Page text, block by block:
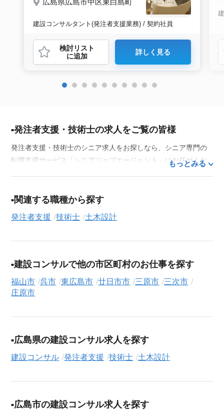
建設コンサルタント(発注者支援業務) / 契約社員
検討リスト
に追加
詳しく見る
発注者支援・技術士の求人をご覧の皆様
発注者支援・技術士のシニア求人をお探しなら、シニア専門の
転職支援サービス「シニアジョブエージェント」にお任せくだ
を徹底的にサポートします。この求人を含む
サービスだけの非公開求人です。
ご利用の流れ
る」ボタンからご登録ください。シニア専門のキャリアアドバ
イザーが、これまでのご経歴やご希望を丁寧にヒアリングし、
職務経歴書の作成から面接対策、企業との条件交渉まで、転職
シニアジョブエージェントでは、豊富な求人情報の中から、あ
なたの希望に合ったお仕事を簡単に見つけられます。雇用形態
（正社員、契約社員、アルバイト・パート）や、勤務地、年
たこだわり条件での絞り込み検索も可能です。
この発注者支援・技術士の求人にご興味をお持ちの方はもちろ
もっとみる
関連する職種から探す
発注者支援 技術士 土木設計
建設コンサルで他の市区町村のお仕事を探す
福山市 呉市 東広島市 廿日市市 三原市
三次市
庄原市
広島県の建設コンサル求人を探す
建設コンサル 発注者支援 技術士 土木設計
広島市の建設コンサル求人を探す